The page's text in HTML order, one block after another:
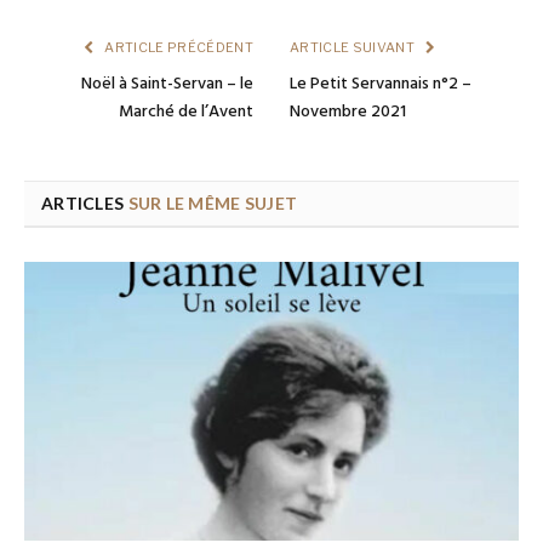
ARTICLE PRÉCÉDENT
Noël à Saint-Servan – le
Marché de l’Avent
ARTICLE SUIVANT
Le Petit Servannais n°2 –
Novembre 2021
ARTICLES SUR LE MÊME SUJET